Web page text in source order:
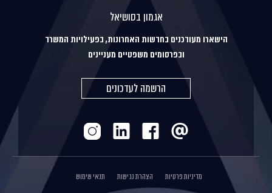
אגמון בסושיאל
הישארו מעודכנים בחדשות האחרונות, בפעילויות המשרד
ובפרסומים משפטיים מעניינים
הרשמה לעדכונים
מדיניות פרטיות הצהרת נגישות תנאי שימוש